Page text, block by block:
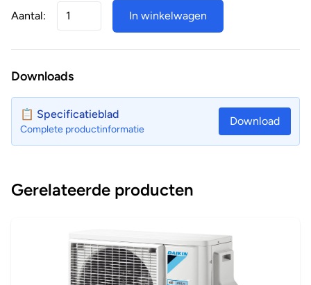
Aantal: In winkelwagen
Downloads
📋 Specificatieblad
Complete productinformatie
Download
Gerelateerde producten